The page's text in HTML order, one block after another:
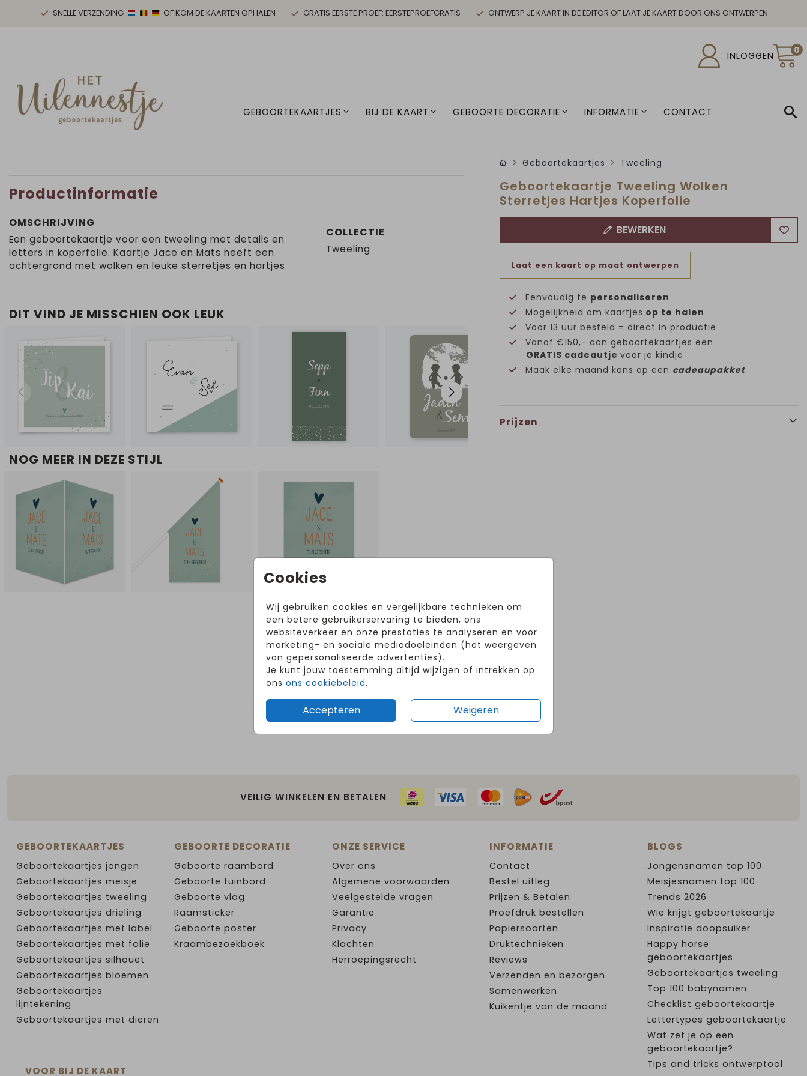
SNELLE VERZENDING OF KOM DE KAARTEN OPHALEN GRATIS EERSTE PROEF: EERSTEPROEFGRATIS ONTWERP JE KAART IN DE EDITOR OF LAAT JE KAART DOOR ONS ONTWERPEN
INLOGGEN 0
GEBOORTEKAARTJES BIJ DE KAART GEBOORTE DECORATIE INFORMATIE CONTACT
Cookies
Wij gebruiken cookies en vergelijkbare technieken om
een betere gebruikerservaring te bieden, ons
websiteverkeer en onze prestaties te analyseren en voor
marketing- en sociale mediadoeleinden (het weergeven
van gepersonaliseerde advertenties).
Je kunt jouw toestemming altijd wijzigen of intrekken op
ons ons cookiebeleid.
Accepteren Weigeren
Productinformatie
OMSCHRIJVING
Een geboortekaartje voor een tweeling met details en
letters in koperfolie. Kaartje Jace en Mats heeft een
achtergrond met wolken en leuke sterretjes en hartjes.
COLLECTIE
Tweeling
DIT VIND JE MISSCHIEN OOK LEUK
NOG MEER IN DEZE STIJL
Geboortekaartjes Tweeling
Geboortekaartje Tweeling Wolken
Sterretjes Hartjes Koperfolie
BEWERKEN
Laat een kaart op maat ontwerpen
Eenvoudig te personaliseren
Mogelijkheid om kaartjes op te halen
Voor 13 uur besteld = direct in productie
Vanaf €150,- aan geboortekaartjes een
GRATIS cadeautje voor je kindje
Maak elke maand kans op een cadeaupakket
Prijzen
Volg ons op Instagram!
@hetuilennestjegeboortekaartjes
VEILIG WINKELEN EN BETALEN
GEBOORTEKAARTJES
Geboortekaartjes jongen
Geboortekaartjes meisje
Geboortekaartjes tweeling
Geboortekaartjes drieling
Geboortekaartjes met label
Geboortekaartjes met folie
Geboortekaartjes silhouet
Geboortekaartjes bloemen
Geboortekaartjes
lijntekening
Geboortekaartjes met dieren
VOOR BIJ DE KAART
GEBOORTE DECORATIE
Geboorte raambord
Geboorte tuinbord
Geboorte vlag
Raamsticker
Geboorte poster
Kraambezoekboek
ONZE SERVICE
Over ons
Algemene voorwaarden
Veelgestelde vragen
Garantie
Privacy
Klachten
Herroepingsrecht
INFORMATIE
Contact
Bestel uitleg
Prijzen & Betalen
Proefdruk bestellen
Papiersoorten
Druktechnieken
Reviews
Verzenden en bezorgen
Samenwerken
Kuikentje van de maand
BLOGS
Jongensnamen top 100
Meisjesnamen top 100
Trends 2026
Wie krijgt geboortekaartje
Inspiratie doopsuiker
Happy horse
geboortekaartjes
Geboortekaartjes tweeling
Top 100 babynamen
Checklist geboortekaartje
Lettertypes geboortekaartje
Wat zet je op een
geboortekaartje?
Tips and tricks ontwerptool